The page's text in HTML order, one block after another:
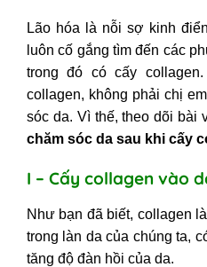
collagen
1. Sử dụng
hướng dẫn
2. Bảo vệ da
3. Hạn chế sờ
4. Ngưng vận
trong những
trong khi chăm
collagen
Lão hóa là nỗi sợ kinh
luôn cố gắng tìm đến các
trong đó có cấy
collagen, không phải chị
sóc da. Vì thế, theo dõi bài
chăm sóc da sau khi cấy
I – Cấy collagen vào
Như bạn đã biết, collagen
trong làn da của chúng ta,
tăng độ đàn hồi của da.